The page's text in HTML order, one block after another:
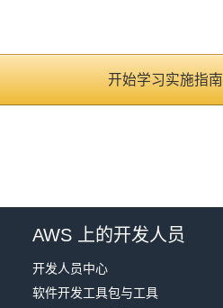
开始学习实施指南
AWS 上的开发人员
开发人员中心
软件开发工具包与工具